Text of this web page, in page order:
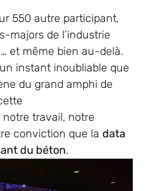
550 autre participant,
majors de l’industrie
et même bien au-delà.
instant inoubliable que
du grand amphi de
notre travail, notre
conviction que la data
du béton.